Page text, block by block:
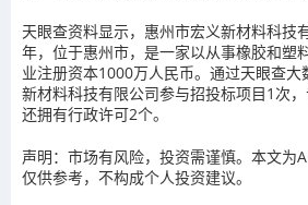
天眼查资料显示，惠州市宏义新材料科技
年，位于惠州市，是一家以从事橡胶和塑
业注册资本1000万人民币。通过天眼查大
新材料科技有限公司参与招投标项目1次
还拥有行政许可2个。
声明：市场有风险，投资需谨慎。本文为
仅供参考，不构成个人投资建议。